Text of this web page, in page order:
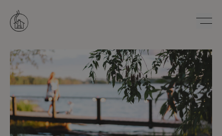
sisältöön